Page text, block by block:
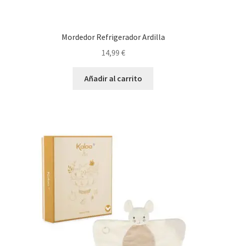
Mordedor Refrigerador Ardilla
14,99 €
Añadir al carrito